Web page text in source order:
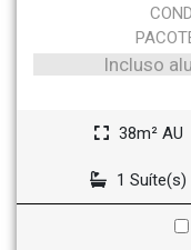
Incluso
38m² AU
1 Suíte(s)